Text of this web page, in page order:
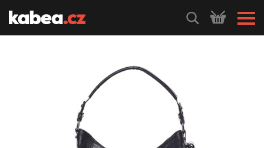
HLEDEJ